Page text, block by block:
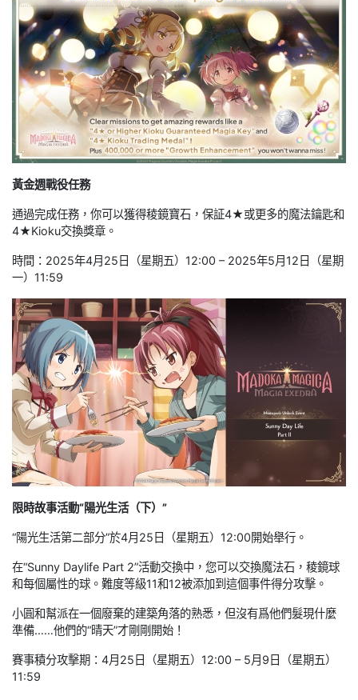
黃金週戰役任務
通過完成任務，你可以獲得稜鏡寶石，保証4★或更多的魔法鑰匙和
4★Kioku交換獎章。
時間：2025年4月25日（星期五）12:00 – 2025年5月12日（星期
一）11:59
限時故事活動“陽光生活（下）”
“陽光生活第二部分”於4月25日（星期五）12:00開始舉行。
在“Sunny Daylife Part 2”活動交換中，您可以交換魔法石，稜鏡球
和每個屬性的球。難度等級11和12被添加到這個事件得分攻擊。
小圓和幫派在一個廢棄的建築角落的熟悉，但沒有爲他們髮現什麼
準備……他們的“晴天”才剛剛開始！
賽事積分攻擊期：4月25日（星期五）12:00 – 5月9日（星期五）
11:59